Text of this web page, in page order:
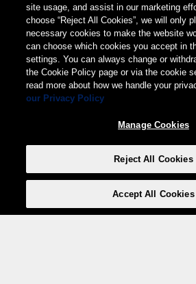
site usage, and assist in our marketing
choose “Reject All Cookies”, we will only
necessary cookies to make the website
can choose which cookies you accept in
settings. You can always change or
the Cookie Policy page or via the cookie
read more about how we handle your
our Privacy Policy
Manage Cookies
Reject All Cookies
Accept All Cookies